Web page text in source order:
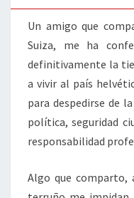
Un amigo que
Suiza, me ha
definitivamente la
a vivir al país
para despedirse de
política, seguridad
responsabilidad
Algo que comparto,